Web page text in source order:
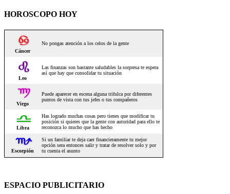
HOROSCOPO HOY
ESPACIO PUBLICITARIO